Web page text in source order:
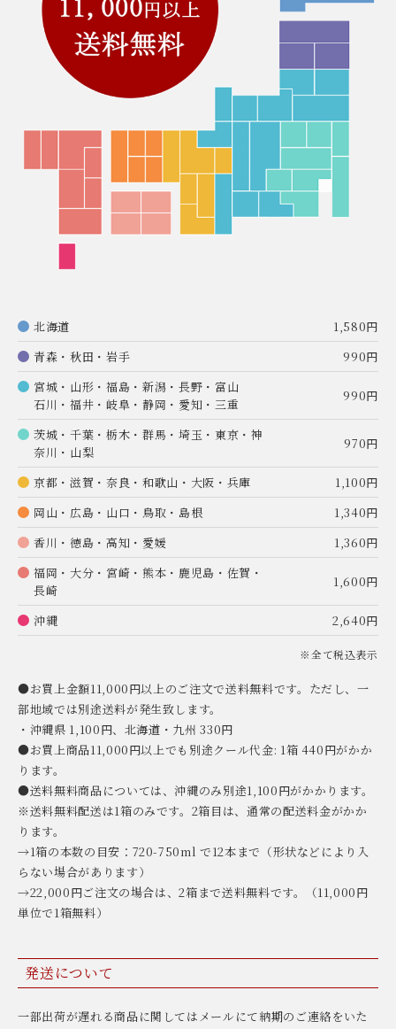
北海道
1,580円
青森・秋田・岩手
990円
宮城・山形・福島・新潟・長野・富山
石川・福井・岐阜・静岡・愛知・三重
990円
茨城・千葉・栃木・群馬・埼玉・東京・神
奈川・山梨
970円
京都・滋賀・奈良・和歌山・大阪・兵庫
1,100円
岡山・広島・山口・鳥取・島根
1,340円
香川・徳島・高知・愛媛
1,360円
福岡・大分・宮崎・熊本・鹿児島・佐賀・
長崎
1,600円
沖縄 2,640円
※全て税込表示
●お買上金額11,000円以上のご注文で送料無料です。ただし、一
部地域では別途送料が発生致します。
・沖縄県 1,100円、北海道・九州 330円
●お買上商品11,000円以上でも別途クール代金: 1箱 440円がかか
ります。
●送料無料商品については、沖縄のみ別途1,100円がかかります。
※送料無料配送は1箱のみです。2箱目は、通常の配送料金がかか
ります。
→1箱の本数の目安：720-750ml で12本まで（形状などにより入
らない場合があります）
→22,000円ご注文の場合は、2箱まで送料無料です。（11,000円
単位で1箱無料）
発送について
一部出荷が遅れる商品に関してはメールにて納期のご連絡をいた